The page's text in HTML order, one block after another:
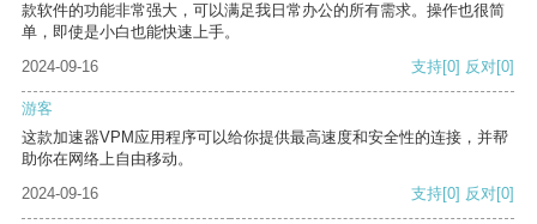
款软件的功能非常强大，可以满足我日常办公的所有需求。操作也很简
单，即使是小白也能快速上手。
2024-09-16
支持[0] 反对[0]
游客
这款加速器VPM应用程序可以给你提供最高速度和安全性的连接，并帮
助你在网络上自由移动。
2024-09-16
支持[0] 反对[0]